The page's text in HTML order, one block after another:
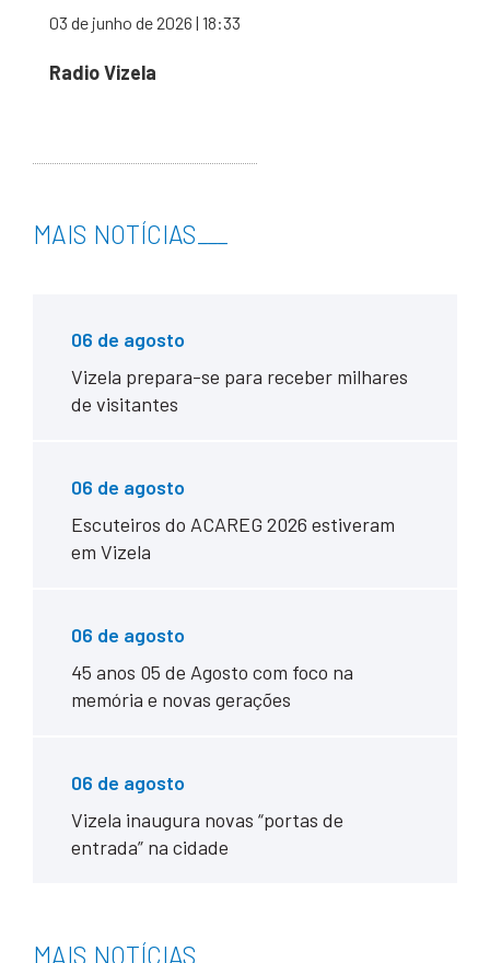
03 de junho de 2026 | 18:33
Radio Vizela
MAIS NOTÍCIAS
06 de agosto
Vizela prepara-se para receber milhares
de visitantes
06 de agosto
Escuteiros do ACAREG 2026 estiveram
em Vizela
06 de agosto
45 anos 05 de Agosto com foco na
memória e novas gerações
06 de agosto
Vizela inaugura novas “portas de
entrada” na cidade
MAIS NOTÍCIAS